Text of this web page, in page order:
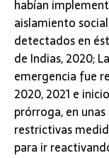
habían
aislamiento
detectados en
de Indias, 2020;
emergencia fue
2020, 2021 e
prórroga, en
restrictivas
para ir